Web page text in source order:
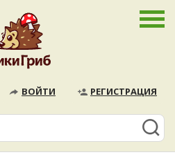
ВОЙТИ РЕГИСТРАЦИЯ